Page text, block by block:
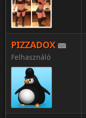
PIZZADOX
Felhasználó